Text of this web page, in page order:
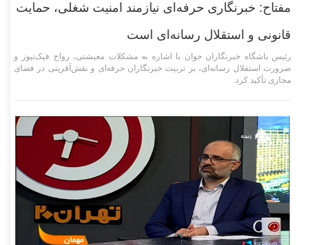
مفتاح: خبرنگاری حرفه‌ای نیازمند امنیت شغلی، حمایت
قانونی و استقلال رسانه‌ای است
رئیس باشگاه خبرنگاران جوان با اشاره به مشکلات معیشتی، رواج فیک‌نیوز و
ضرورت استقلال رسانه‌ای، بر تربیت خبرنگاران حرفه‌ای و نقش‌آفرینی در فضای
مجازی تأکید کرد.